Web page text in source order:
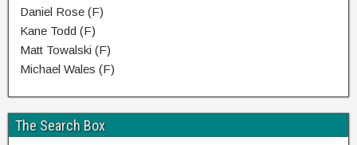
Daniel Rose (F)
Kane Todd (F)
Matt Towalski (F)
Michael Wales (F)
The Search Box